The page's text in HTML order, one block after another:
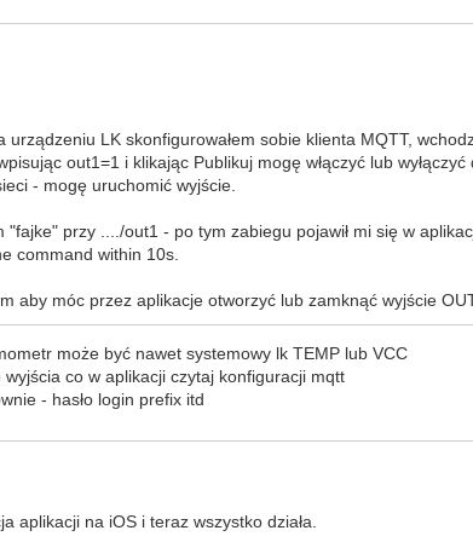
LK skonfigurowałem sobie klienta MQTT,
out1=1 i klikając Publikuj mogę włączyć lub
- mogę uruchomić wyjście.
"fajke" przy ..../out1 - po tym zabiegu pojawił mi się w
command within 10s.
aby móc przez aplikacje otworzyć lub zamknąć wyjście
może być nawet systemowy lk TEMP lub VCC
co w aplikacji czytaj konfiguracji mqtt
- hasło login prefix itd
aplikacji na iOS i teraz wszystko działa.